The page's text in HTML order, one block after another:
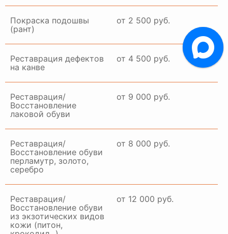
Покраска подошвы
(рант)
от 2 500 руб.
Реставрация дефектов
на канве
от 4 500 руб.
Реставрация/
Восстановление
лаковой обуви
от 9 000 руб.
Реставрация/
Восстановление обуви
перламутр, золото,
серебро
от 8 000 руб.
Реставрация/
Восстановление обуви
из экзотических видов
кожи (питон,
от 12 000 руб.